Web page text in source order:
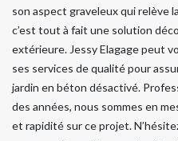
son aspect graveleux qui relève
c’est tout à fait une solution
extérieure. Jessy Elagage peut
ses services de qualité pour
jardin en béton désactivé.
des années, nous sommes en
et rapidité sur ce projet.